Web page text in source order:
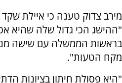
מירב צדוק טענה כי איילת
"ההישג הכי גדול שלה שהיא
בראשות הממשלה עם שישה
מקח הטעות".
"היא פסולת חיתון בציונות